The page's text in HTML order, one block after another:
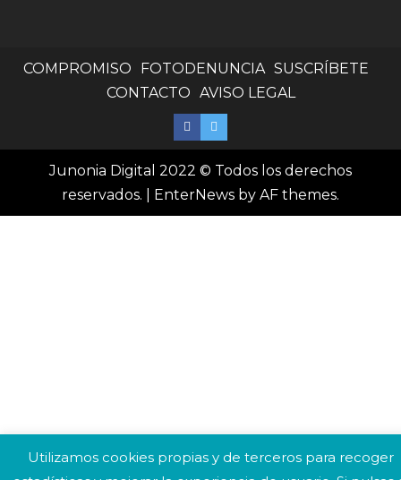
COMPROMISO FOTODENUNCIA SUSCRÍBETE
CONTACTO AVISO LEGAL
Junonia Digital 2022 © Todos los derechos
reservados.
EnterNews by AF themes.
Utilizamos cookies propias y de terceros para recoger